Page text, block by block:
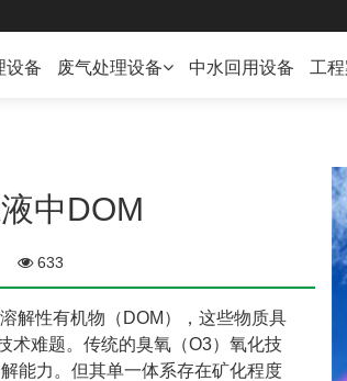
设备 废气处理设备 中水回用设备 工
中DOM
633
解性有机物（DOM），这些物质具
术难题。传统的臭氧（O3）氧化技
能力。但其单一体系存在矿化程度